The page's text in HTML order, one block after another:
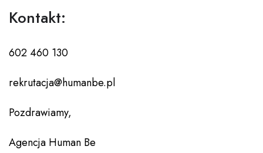
Kontakt:
602 460 130
rekrutacja@humanbe.pl
Pozdrawiamy,
Agencja Human Be